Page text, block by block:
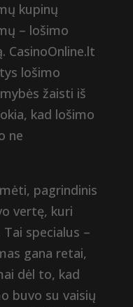
kupinų
– lošimo
CasinoOnline.lt
lošimo
žaisti iš
kad lošimo
ne
pagrindinis
vertę, kuri
specialus –
gana retai,
dėl to, kad
buvo su vaisių